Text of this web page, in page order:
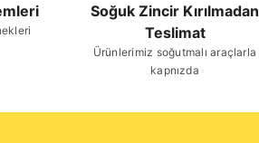
Soğuk Zincir Kırılmadan
Teslimat
Ürünlerimiz soğutmalı araçlarla
kapnızda